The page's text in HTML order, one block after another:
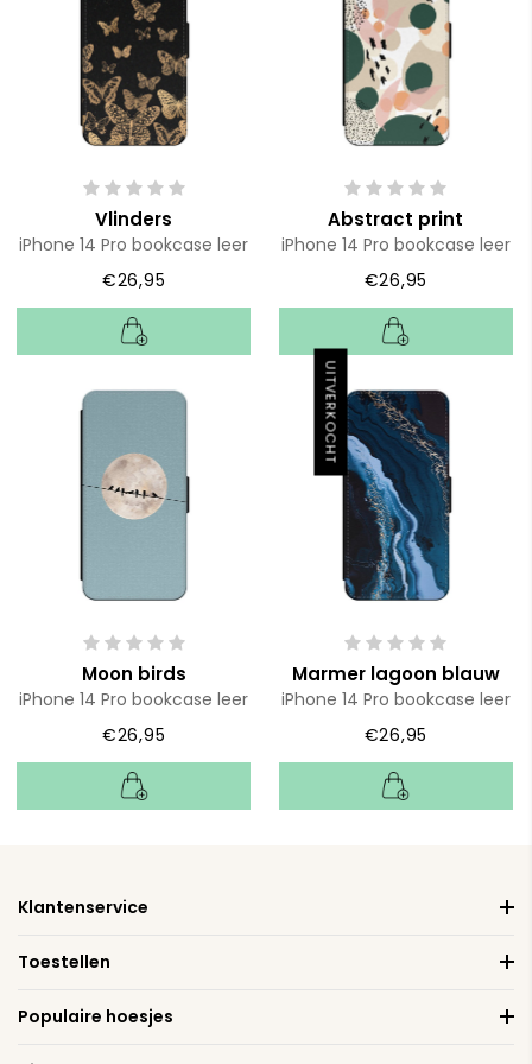
Vlinders
iPhone 14 Pro bookcase leer
€26,95
Abstract print
iPhone 14 Pro bookcase leer
€26,95
Moon birds
iPhone 14 Pro bookcase leer
€26,95
UITVERKOCHT
Marmer lagoon blauw
iPhone 14 Pro bookcase leer
€26,95
Klantenservice
Toestellen
Populaire hoesjes